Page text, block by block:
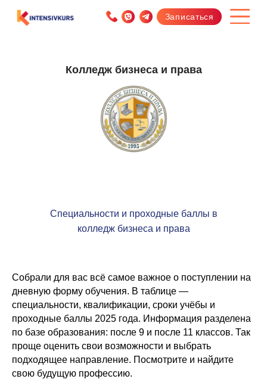
Записаться
Колледж бизнеса и права
Специальности и проходные баллы в
колледж бизнеса и права
Собрали для вас всё самое важное о поступлении на
дневную форму обучения. В таблице —
специальности, квалификации, сроки учёбы и
проходные баллы 2025 года. Информация разделена
по базе образования: после 9 и после 11 классов. Так
проще оценить свои возможности и выбрать
подходящее направление. Посмотрите и найдите
свою будущую профессию.